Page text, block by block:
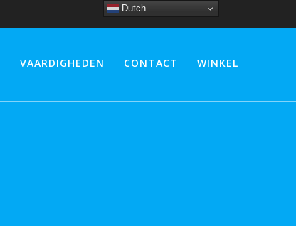
VAARDIGHEDEN CONTACT WINKEL
Dutch